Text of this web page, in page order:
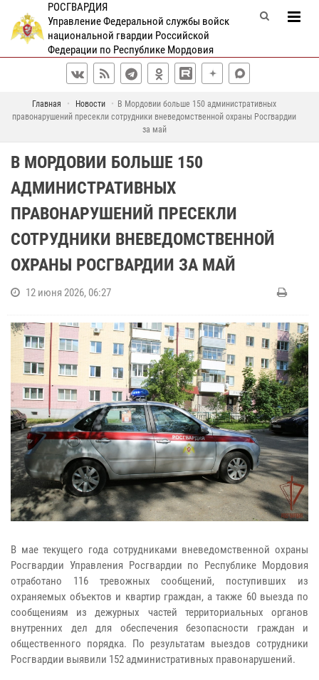
РОСГВАРДИЯ
Управление Федеральной службы войск
национальной гвардии Российской
Федерации по Республике Мордовия
Главная Новости
В Мордовии больше 150 административных
правонарушений пресекли сотрудники вневедомственной охраны Росгвардии
за май
В МОРДОВИИ БОЛЬШЕ 150
АДМИНИСТРАТИВНЫХ
ПРАВОНАРУШЕНИЙ ПРЕСЕКЛИ
СОТРУДНИКИ ВНЕВЕДОМСТВЕННОЙ
ОХРАНЫ РОСГВАРДИИ ЗА МАЙ
12 июня 2026, 06:27
В мае текущего года сотрудниками вневедомственной охраны
Росгвардии Управления Росгвардии по Республике Мордовия
отработано 116 тревожных сообщений, поступивших из
охраняемых объектов и квартир граждан, а также 60 выезда по
сообщениям из дежурных частей территориальных органов
внутренних дел для обеспечения безопасности граждан и
общественного порядка. По результатам выездов сотрудники
Росгвардии выявили 152 административных правонарушений.